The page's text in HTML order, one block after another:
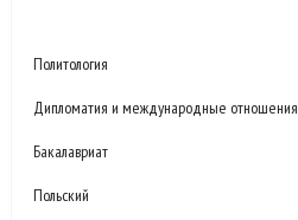
Политология
Дипломатия и международные отношения
Бакалавриат
Польский